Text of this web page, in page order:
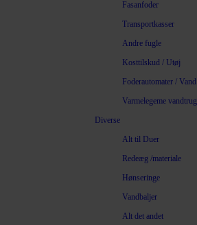
Fasanfoder
Transportkasser
Andre fugle
Kosttilskud / Utøj
Foderautomater / Vand
Varmelegeme vandtrug
Diverse
Alt til Duer
Redeæg /materiale
Hønseringe
Vandbaljer
Alt det andet